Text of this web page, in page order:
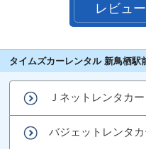
レビュ
タイムズカーレンタル 新鳥栖駅
Ｊネットレンタカ
バジェットレンタ